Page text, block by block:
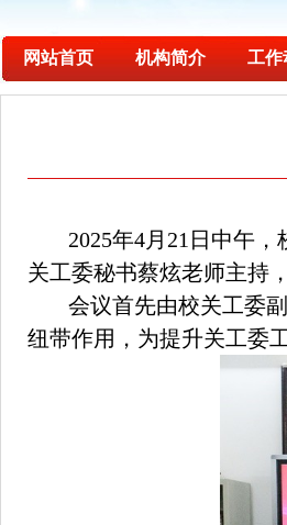
网站首页 机构简介 工作
2025年4月 21 日中午，
关工委秘书蔡炫老师主持
会议首先由校关工委
纽带作用，为提升关工委